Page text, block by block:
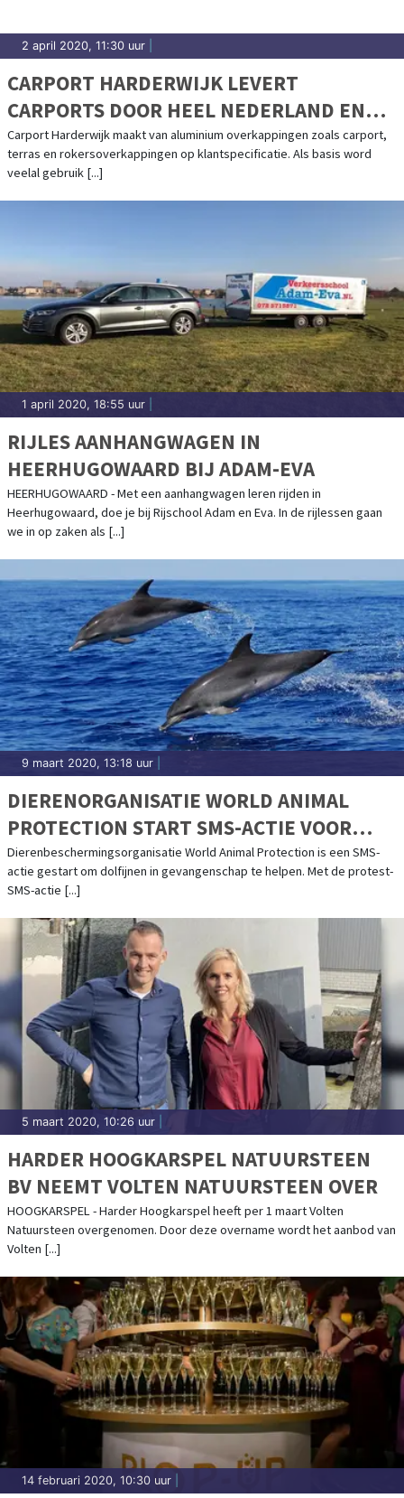
2 april 2020, 11:30 uur
CARPORT HARDERWIJK LEVERT
CARPORTS DOOR HEEL NEDERLAND EN
BELGIË
Carport Harderwijk maakt van aluminium overkappingen zoals carport,
terras en rokersoverkappingen op klantspecificatie. Als basis word
veelal gebruik [...]
1 april 2020, 18:55 uur
RIJLES AANHANGWAGEN IN
HEERHUGOWAARD BIJ ADAM-EVA
HEERHUGOWAARD - Met een aanhangwagen leren rijden in
Heerhugowaard, doe je bij Rijschool Adam en Eva. In de rijlessen gaan
we in op zaken als [...]
9 maart 2020, 13:18 uur
DIERENORGANISATIE WORLD ANIMAL
PROTECTION START SMS-ACTIE VOOR
DOLFIJNEN
Dierenbeschermingsorganisatie World Animal Protection is een SMS-
actie gestart om dolfijnen in gevangenschap te helpen. Met de protest-
SMS-actie [...]
5 maart 2020, 10:26 uur
HARDER HOOGKARSPEL NATUURSTEEN
BV NEEMT VOLTEN NATUURSTEEN OVER
HOOGKARSPEL - Harder Hoogkarspel heeft per 1 maart Volten
Natuursteen overgenomen. Door deze overname wordt het aanbod van
Volten [...]
14 februari 2020, 10:30 uur